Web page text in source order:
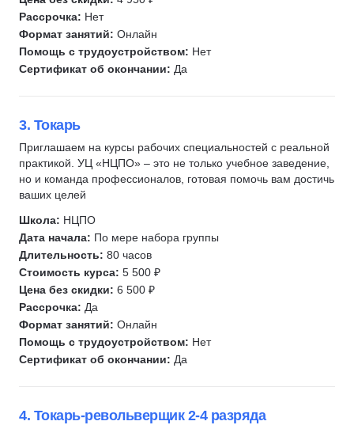
Картография
Маркшейдерское дело
Геология
Недропользование
Горное дело
Отделочные работы
Капитальный ремонт
Ихтиология
Сельское хозяйство
Растениеводство
Птицеводство
Животноводство
Гражданская оборона
Защита в чрезвычайных ситуациях
Рассрочка: Нет
Формат занятий: Онлайн
Помощь с трудоустройством: Нет
Сертификат об окончании: Да
3. Токарь
Приглашаем на курсы рабочих специальностей с реальной
практикой. УЦ «НЦПО» – это не только учебное заведение,
но и команда профессионалов, готовая помочь вам достичь
ваших целей
Школа: НЦПО
Дата начала: По мере набора группы
Длительность: 80 часов
Стоимость курса: 5 500 ₽
Цена без скидки: 6 500 ₽
Рассрочка: Да
Формат занятий: Онлайн
Помощь с трудоустройством: Нет
Сертификат об окончании: Да
4. Токарь-револьверщик 2-4 разряда